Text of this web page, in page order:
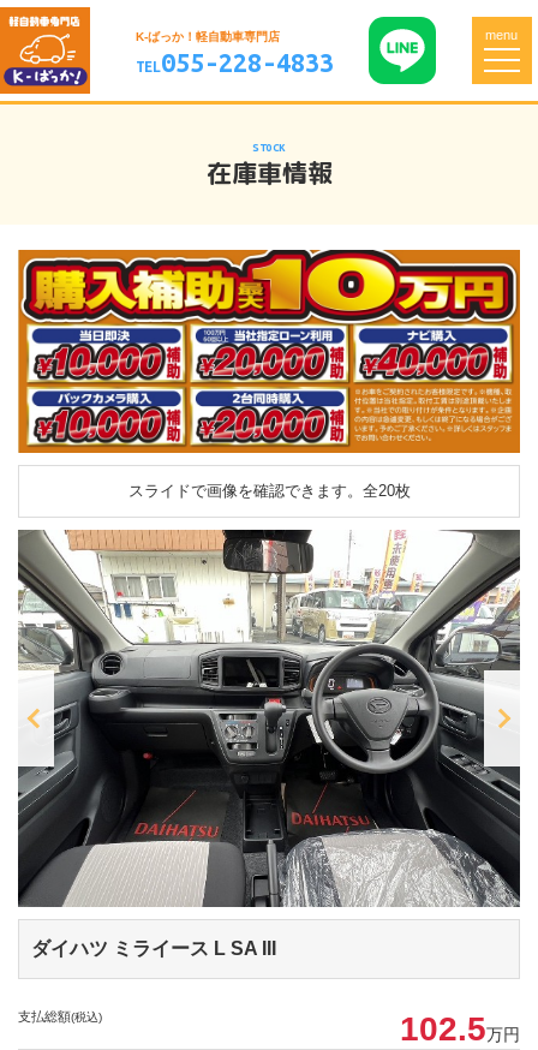
K-ばっか！軽自動車専門店
TEL055-228-4833
menu
STOCK
在庫車情報
ダイハツ ミライース L SA III
スライドで画像を確認できます。 全20枚
支払総額(税込) 102.5万円